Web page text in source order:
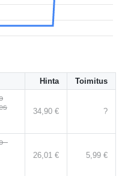
Hinta Toimitus
34,90 € ?
-
26,01 € 5,99 €